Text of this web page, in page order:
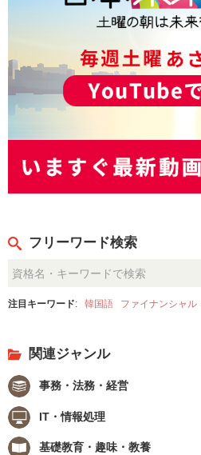
フリーワード検索
注目キーワード: 韓国語 ファイナンシャル
関連ジャンル
事務・法務・経営
IT・情報処理
基礎教育・趣味・教養